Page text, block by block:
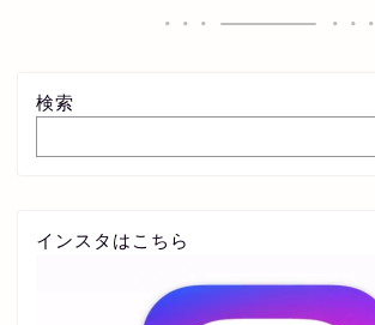
検索
インスタはこちら